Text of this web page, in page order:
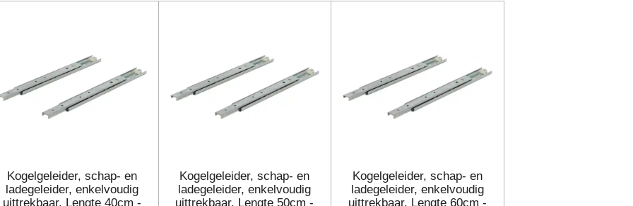
Kogelgeleider, schap- en
ladegeleider, enkelvoudig
uittrekbaar. Lengte 40cm -
Kogelgeleider, schap- en
ladegeleider, enkelvoudig
uittrekbaar. Lengte 50cm -
Kogelgeleider, schap- en
ladegeleider, enkelvoudig
uittrekbaar. Lengte 60cm -